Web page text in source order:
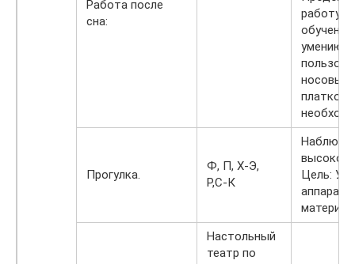
Работа после
сна:
работу
умению
носовым
платком
Прогулка.
Ф, П, Х-Э,
Р,С-К
высокое,
Цель:
аппарат.
Настольный
театр по